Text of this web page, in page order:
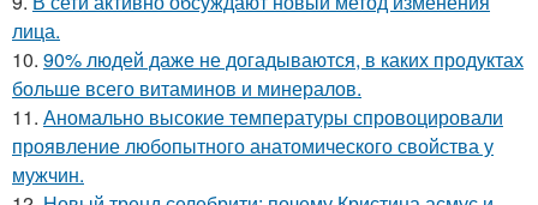
лица.
10. 90% людей даже не догадываются, в каких продуктах
больше всего витаминов и минералов.
11. Аномально высокие температуры спровоцировали
проявление любопытного анатомического свойства у
мужчин.